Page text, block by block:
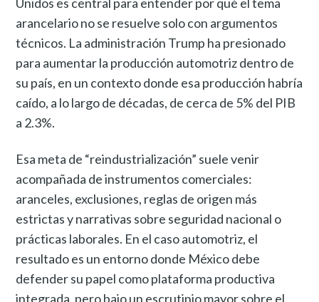
arancelario no se resuelve solo con argumentos
técnicos. La administración Trump ha presionado
para aumentar la producción automotriz dentro de
su país, en un contexto donde esa producción habría
caído, a lo largo de décadas, de cerca de 5% del PIB
a 2.3%.
Esa meta de “reindustrialización” suele venir
acompañada de instrumentos comerciales:
aranceles, exclusiones, reglas de origen más
estrictas y narrativas sobre seguridad nacional o
prácticas laborales. En el caso automotriz, el
resultado es un entorno donde México debe
defender su papel como plataforma productiva
integrada, pero bajo un escrutinio mayor sobre el